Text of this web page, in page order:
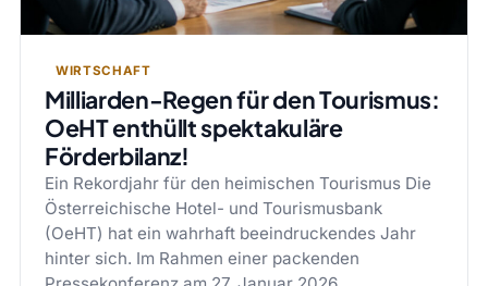
WIRTSCHAFT
Milliarden-Regen für den Tourismus:
OeHT enthüllt spektakuläre
Förderbilanz!
Ein Rekordjahr für den heimischen Tourismus Die
Österreichische Hotel- und Tourismusbank
(OeHT) hat ein wahrhaft beeindruckendes Jahr
hinter sich. Im Rahmen einer packenden